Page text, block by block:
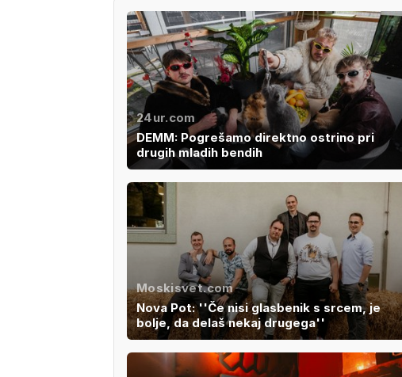
24ur.com
DEMM: Pogrešamo direktno ostrino pri
drugih mladih bendih
Moskisvet.com
Nova Pot: ''Če nisi glasbenik s srcem, je
bolje, da delaš nekaj drugega''